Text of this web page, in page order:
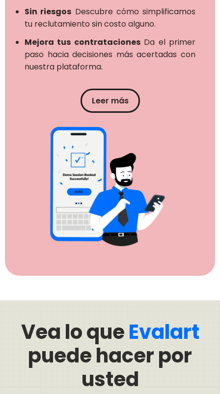
Sin riesgos Descubre cómo simplificamos
tu reclutamiento sin costo alguno.
Mejora tus contratacionesDa el primer
paso hacia decisiones más acertadas con
nuestra plataforma.
Leer más
Vea lo queEvalart
puede hacer por
usted